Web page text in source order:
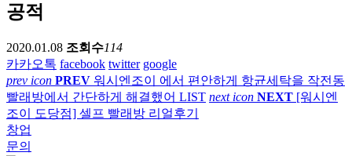
공적
2020.01.08 조회수114
카카오톡 facebook twitter google
prev icon PREV 워시엔조이 에서 편안하게 항균세탁을 작전동
빨래방에서 간단하게 해결했어 LIST next icon NEXT [워시엔
조이 도당점] 셀프 빨래방 리얼후기
창업
문의